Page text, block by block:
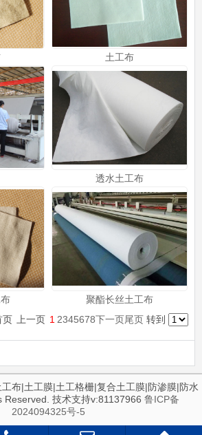
土工布
透水土工布
聚酯长丝土工布
页 上一页 1 2345678下一页尾页转到
布|土工膜|土工格栅|复合土工膜|防渗膜|防水
Reserved. 技术支持v:81137966 鲁ICP备
2024094325号-5